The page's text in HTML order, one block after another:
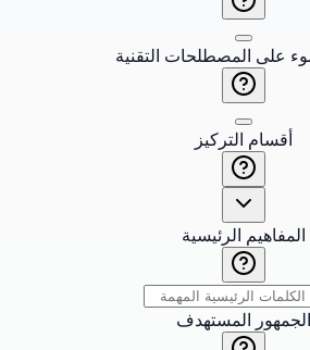
على المصطلحات التقنية
أقسام التركيز
المفاهيم الرئيسية
الجمهور المستهدف